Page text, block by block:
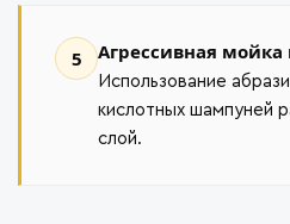
5 Агрессивная мойка
Использование
кислотных шампуней
слой.